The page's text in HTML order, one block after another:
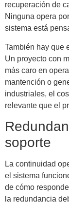
recuperación de
Ninguna opera
sistema está
También hay que
Un proyecto con
más caro en
mantención o
industriales, el
relevante que el
soporte
La continuidad
el sistema
de cómo
la redundancia